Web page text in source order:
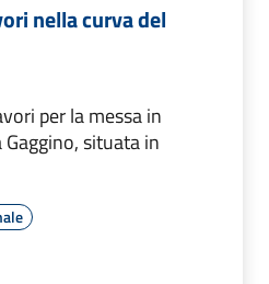
nella curva del
per la messa in
situata in